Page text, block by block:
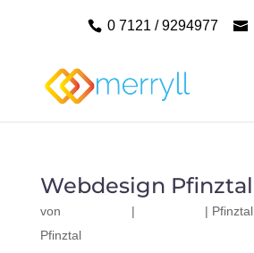
0 7121 / 9294977
Webdesign Pfinztal
von | | Pfinztal,
Pfinztal